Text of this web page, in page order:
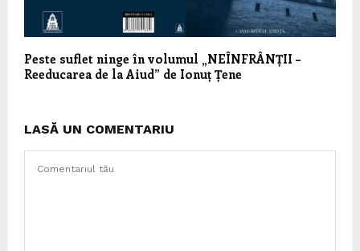
Peste suflet ninge în volumul „NEÎNFRÂNȚII –
Reeducarea de la Aiud” de Ionuț Țene
LASĂ UN COMENTARIU